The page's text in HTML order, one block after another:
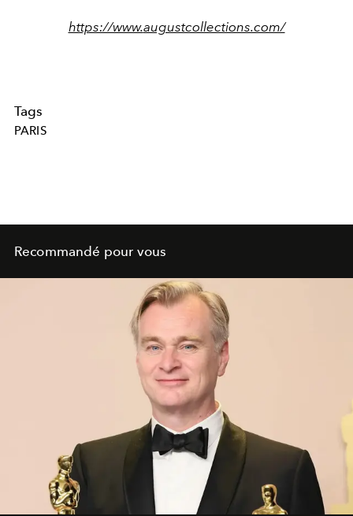
https://www.augustcollections.com/
Tags
PARIS
Recommandé pour vous